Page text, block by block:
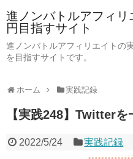
進ノンバトルアフィ
円目指すサイト
進ノンバトルアフィリエイトの
を目指すサイトです。
ホーム 実践記録
【実践248】Twitter
2022/5/24 実践記録